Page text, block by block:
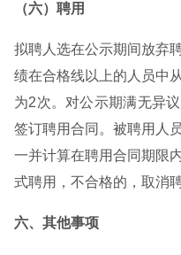
（六）聘用
拟聘人选在公示期间放弃
绩在合格线以上的人员中
为2次。对公示期满无异
签订聘用合同。被聘用人
一并计算在聘用合同期限
式聘用，不合格的，取消聘
六、其他事项